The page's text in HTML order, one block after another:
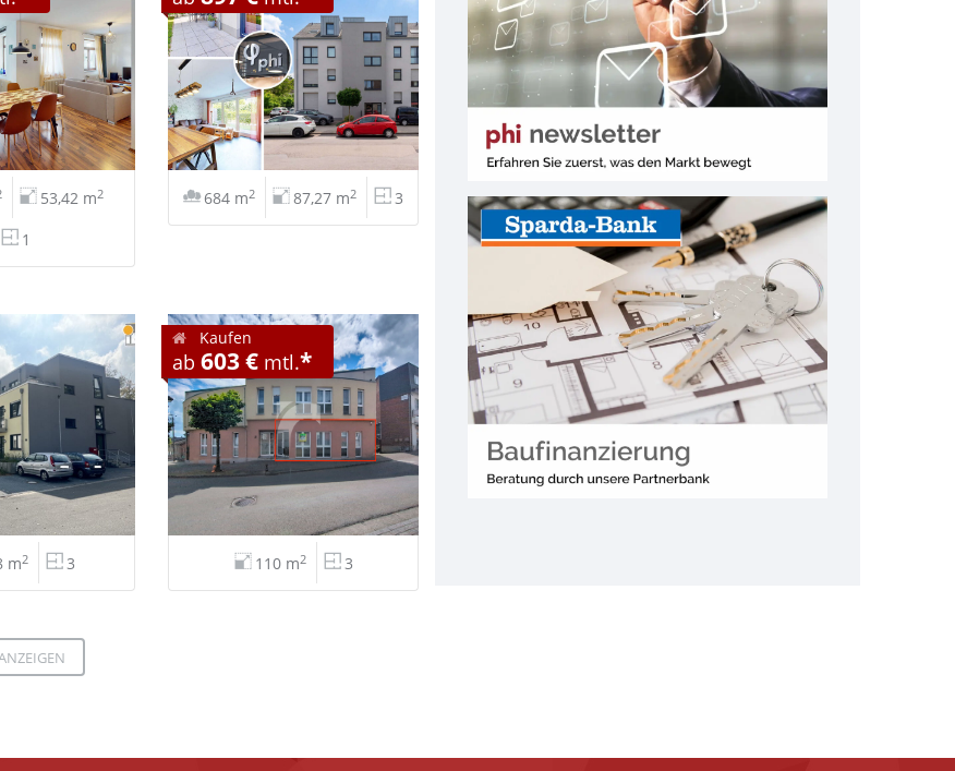
53,42 m2
1
684 m2 87,27 m2 3
m2 3
Kaufen
ab 603 €mtl.*
110 m2 3